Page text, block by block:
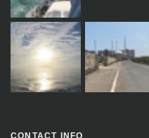
CONTACT INFO